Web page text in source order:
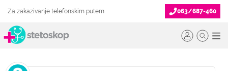
Za zakazivanje telefonskim putem 063/687-460